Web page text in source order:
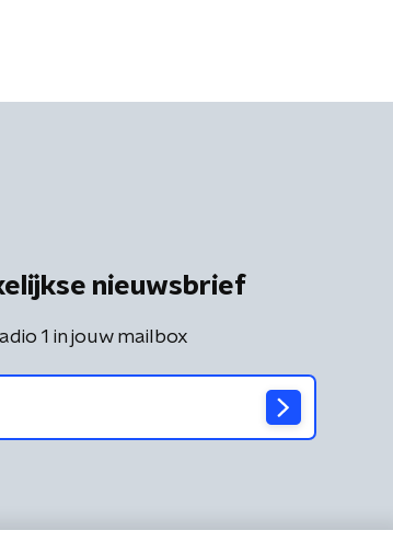
nieuwsbrief
1 in jouw mailbox